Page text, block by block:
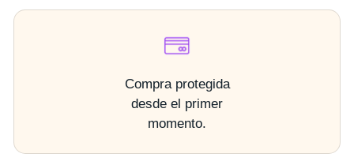
Compra protegida
desde el primer
momento.